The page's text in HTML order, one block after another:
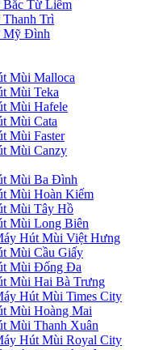
Bắc Từ Liêm
Thanh Trì
Mỹ Đình
Mùi Malloca
Mùi Teka
Mùi Hafele
Mùi Cata
Mùi Faster
Mùi Canzy
Mùi Ba Đình
Mùi Hoàn Kiếm
Mùi Tây Hồ
Mùi Long Biên
Hút Mùi Việt Hưng
Mùi Cầu Giấy
Mùi Đống Đa
Mùi Hai Bà Trưng
Hút Mùi Times City
Mùi Hoàng Mai
Mùi Thanh Xuân
Hút Mùi Royal City